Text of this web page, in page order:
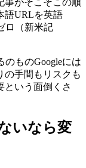
語URLを英語
ロ（新米記
のものGoogleには
の手間もリスクも
という面倒くさ
いなら変